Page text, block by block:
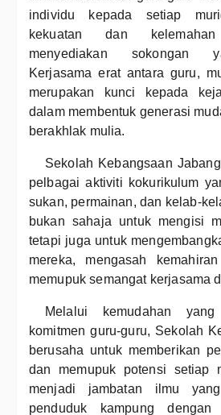
individu kepada setiap
kekuatan dan
menyediakan sokongan
Kerjasama erat antara guru,
merupakan kunci kepada
dalam membentuk generasi
berakhlak mulia.
Sekolah Kebangsaan
pelbagai aktiviti kokurikulum
sukan, permainan, dan kelab-
bukan sahaja untuk mengisi
tetapi juga untuk
mereka, mengasah
memupuk semangat kerjasama
Melalui kemudahan
komitmen guru-guru, Sekolah
berusaha untuk memberikan
dan memupuk potensi setiap
menjadi jambatan ilmu yang
penduduk kampung